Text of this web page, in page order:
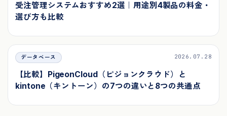
受注管理システムおすすめ2選｜用途別4製品の料金・
選び方も比較
データベース 2026.07.28
【比較】PigeonCloud（ピジョンクラウド）と
kintone（キントーン）の7つの違いと8つの共通点